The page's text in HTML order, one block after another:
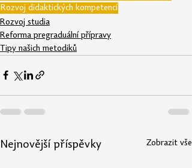
Rozvoj didaktických kompetencí
Rozvoj studia
Reforma pregraduální přípravy
Tipy našich metodiků
Nejnovější příspěvky Zobrazit vše